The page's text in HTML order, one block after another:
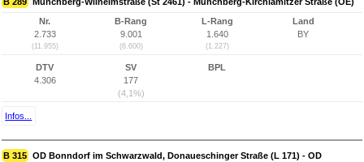
Nr.
2.733
(11.955)
B-Rang
9.001
(6.600)
L-Rang
1.640
(1.227)
Land
BY
DTV
4.306
SV
177
(4,1%)
BPL
Infos...
B 315 OD Bonndorf im Schwarzwald, Donaueschinger Straße (L 171) - OD